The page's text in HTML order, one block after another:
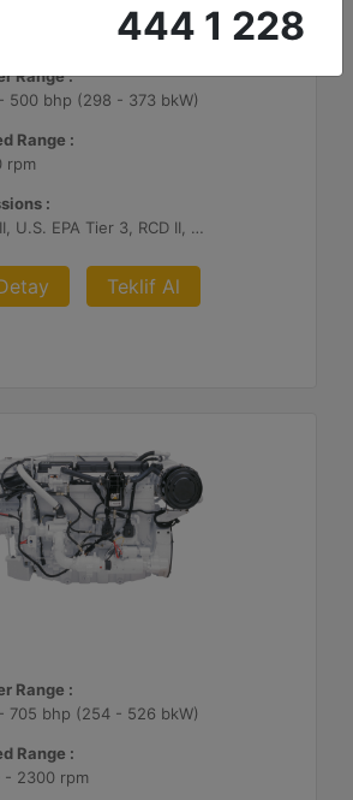
Range :
500 bhp (298 - 373 bkW)
Range :
rpm
:
IMO II, U.S. EPA Tier 3, RCD II, China II
Teklif Al
Range :
705 bhp (254 - 526 bkW)
Range :
- 2300 rpm
444 1 228